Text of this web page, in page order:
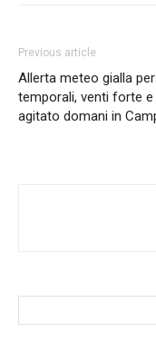
Previous article
Allerta meteo gialla per
temporali, venti forte e
agitato domani in